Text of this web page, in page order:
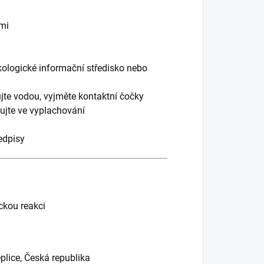
informační středisko nebo
vodou, vyjměte kontaktní čočky
ve vyplachování
reakci
Česká republika